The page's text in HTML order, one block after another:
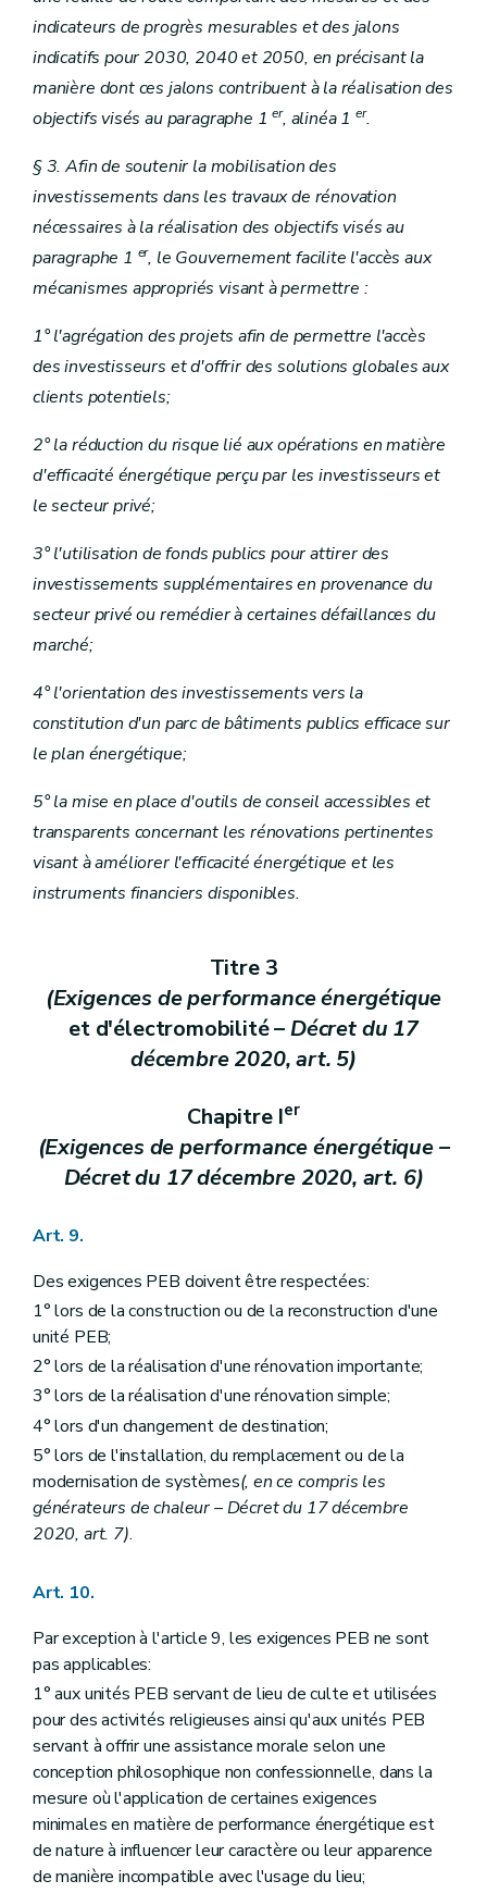
indicateurs de progrès mesurables et des jalons
indicatifs pour 2030, 2040 et 2050, en précisant la
manière dont ces jalons contribuent à la réalisation des
objectifs visés au paragraphe 1er, alinéa 1 er.
§ 3. Afin de soutenir la mobilisation des
investissements dans les travaux de rénovation
nécessaires à la réalisation des objectifs visés au
paragraphe 1 er, le Gouvernement facilite l'accès aux
mécanismes appropriés visant à permettre :
1° l'agrégation des projets afin de permettre l'accès
des investisseurs et d'offrir des solutions globales aux
clients potentiels;
2° la réduction du risque lié aux opérations en matière
d'efficacité énergétique perçu par les investisseurs et
le secteur privé;
3° l'utilisation de fonds publics pour attirer des
investissements supplémentaires en provenance du
secteur privé ou remédier à certaines défaillances du
marché;
4° l'orientation des investissements vers la
constitution d'un parc de bâtiments publics efficace sur
le plan énergétique;
5° la mise en place d'outils de conseil accessibles et
transparents concernant les rénovations pertinentes
visant à améliorer l'efficacité énergétique et les
instruments financiers disponibles.
Titre 3
(Exigences de performance énergétique
et d'électromobilité– Décret du 17
décembre 2020, art. 5)
Chapitre Ier
(Exigences de performance énergétique –
Décret du 17 décembre 2020, art. 6)
Art. 9.
Des exigences PEB doivent être respectées:
1° lors de la construction ou de la reconstruction d'une
unité PEB;
2° lors de la réalisation d'une rénovation importante;
3° lors de la réalisation d'une rénovation simple;
4° lors d'un changement de destination;
5° lors de l'installation, du remplacement ou de la
modernisation de systèmes(, en ce compris les
générateurs de chaleur – Décret du 17 décembre
2020, art. 7).
Art. 10.
Par exception à l'article 9, les exigences PEB ne sont
pas applicables:
1° aux unités PEB servant de lieu de culte et utilisées
pour des activités religieuses ainsi qu'aux unités PEB
servant à offrir une assistance morale selon une
conception philosophique non confessionnelle, dans la
mesure où l'application de certaines exigences
minimales en matière de performance énergétique est
de nature à influencer leur caractère ou leur apparence
de manière incompatible avec l'usage du lieu;